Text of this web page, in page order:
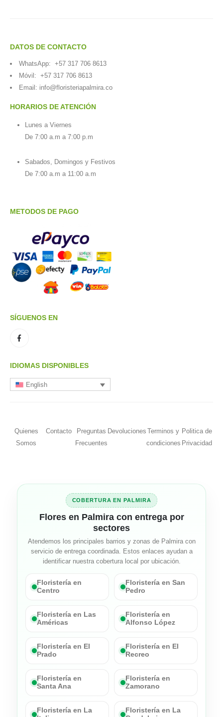
DATOS DE CONTACTO
WhatsApp: +57 317 706 8613
Móvil: +57 317 706 8613
Email: info@floristeriapalmira.co
HORARIOS DE ATENCIÓN
Lunes a Viernes
De 7:00 a.m a 7:00 p.m
Sabados, Domingos y Festivos
De 7:00 a.m a 11:00 a.m
METODOS DE PAGO
SÍGUENOS EN
IDIOMAS DISPONIBLES
English
Quienes
Somos
Contacto
Preguntas
Frecuentes
Devoluciones Terminos y
condiciones
Politica de
Privacidad
COBERTURA EN PALMIRA
Flores en Palmira con entrega por
sectores
Atendemos los principales barrios y zonas de Palmira con
servicio de entrega coordinada. Estos enlaces ayudan a
identificar nuestra cobertura local por ubicación.
Floristería en
Centro
Floristería en San
Pedro
Floristería en Las
Américas
Floristería en
Alfonso López
Floristería en El
Prado
Floristería en El
Recreo
Floristería en
Santa Ana
Floristería en
Zamorano
Floristería en La
Floristería en La